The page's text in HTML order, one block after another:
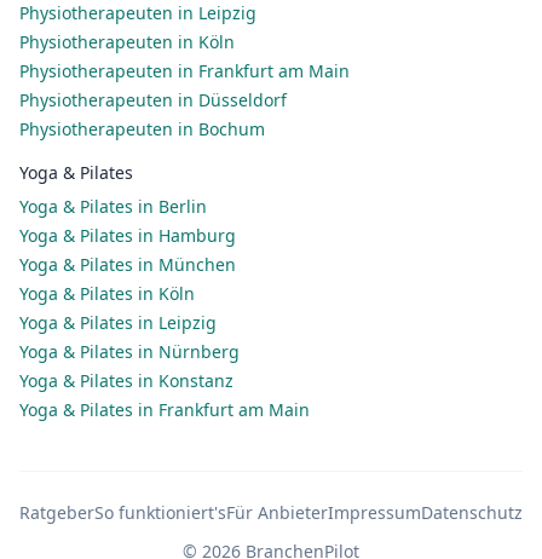
Physiotherapeuten in Leipzig
Physiotherapeuten in Köln
Physiotherapeuten in Frankfurt am Main
Physiotherapeuten in Düsseldorf
Physiotherapeuten in Bochum
Yoga & Pilates
Yoga & Pilates in Berlin
Yoga & Pilates in Hamburg
Yoga & Pilates in München
Yoga & Pilates in Köln
Yoga & Pilates in Leipzig
Yoga & Pilates in Nürnberg
Yoga & Pilates in Konstanz
Yoga & Pilates in Frankfurt am Main
RatgeberSo funktioniert'sFür AnbieterImpressumDatenschutz
© 2026 BranchenPilot